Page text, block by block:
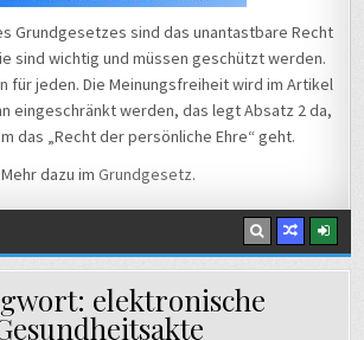
Grundgesetzes sind das unantastbare Recht
sind wichtig und müssen geschützt werden.
für jeden. Die Meinungsfreiheit wird im Artikel
eingeschränkt werden, das legt Absatz 2 da,
das „Recht der persönliche Ehre“ geht.
Mehr dazu im Grundgesetz.
elektronische